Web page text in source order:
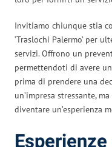
Invitiamo chiunque stia
‘Traslochi Palermo’ per
servizi. Offrono un
permettendoti di avere
prima di prendere una
un’impresa stressante,
diventare un’esperienza